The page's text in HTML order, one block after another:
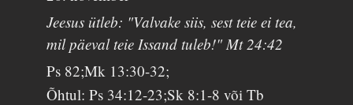
Jeesus ütleb: "Valvake siis, sest teie ei tea,
mil päeval teie Issand tuleb!" Mt 24:42
Ps 82;Mk 13:30-32;
Õhtul: Ps 34:12-23;Sk 8:1-8 või Tb